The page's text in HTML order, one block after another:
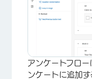
アンケートフロ
ンケートに追加す